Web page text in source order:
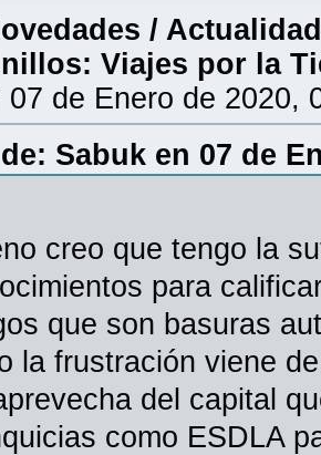
/ Actualidad
Viajes por la
07 de Enero de 2020,
Sabuk en 07 de
creo que tengo la
para
que son basuras
la frustración viene
del capital
como ESDLA